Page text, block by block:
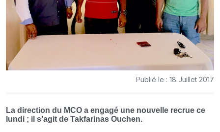
Publié le : 18 Juillet 2017
La direction du MCO a engagé une nouvelle recrue ce
lundi ; il s’agit de Takfarinas Ouchen.